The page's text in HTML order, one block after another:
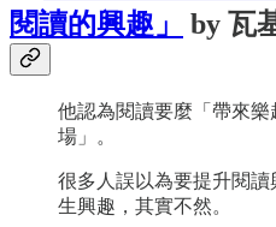
閱讀的興趣」
by 瓦
他認為閱讀要麼「帶來樂
場」。
很多人誤以為要提升閱
生興趣，其實不然。